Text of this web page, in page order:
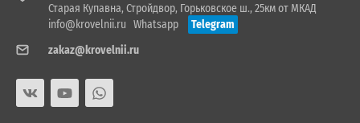
Старая Купавна, Стройдвор, Горьковское ш., 25км от МКАД
info@krovelnii.ru Whatsapp
Telegram
zakaz@krovelnii.ru